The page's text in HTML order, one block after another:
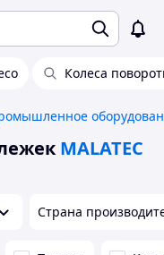
Колеса
MALATEC
Страна